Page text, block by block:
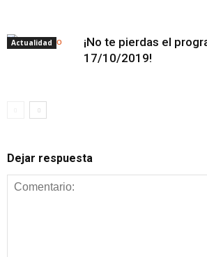
Actualidad
¡No te pierdas el
17/10/2019!
Dejar respuesta